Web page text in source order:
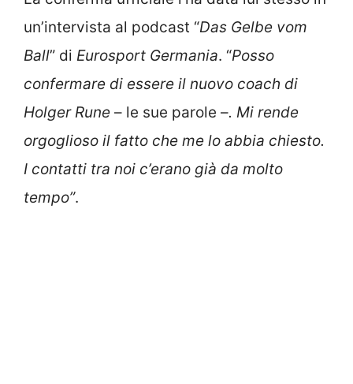
un’intervista al podcast “Das Gelbe vom
Ball” di Eurosport Germania. “Posso
confermare di essere il nuovo coach di
Holger Rune – le sue parole –. Mi rende
orgoglioso il fatto che me lo abbia chiesto.
I contatti tra noi c’erano già da molto
tempo”.